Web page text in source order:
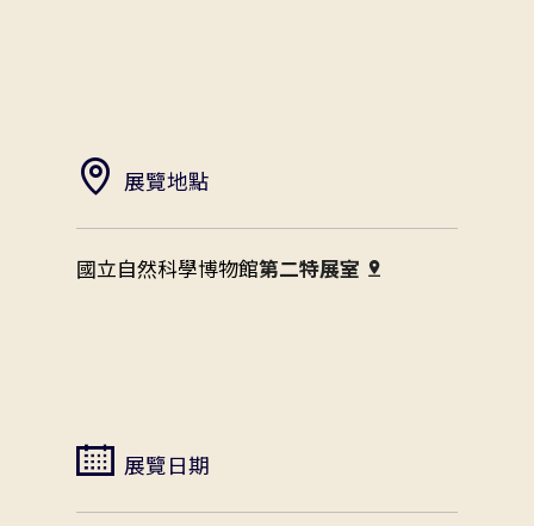
展覽地點
國立自然科學博物館第二特展室
展覽日期